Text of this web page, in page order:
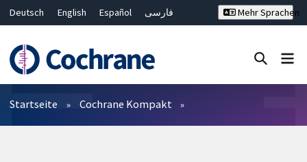
Deutsch English Español
فارسی
Bahasa Malaysia
ไทย
繁體中文
简体中文
Mehr Sprachen
Filter
Startseite Cochrane Kompakt